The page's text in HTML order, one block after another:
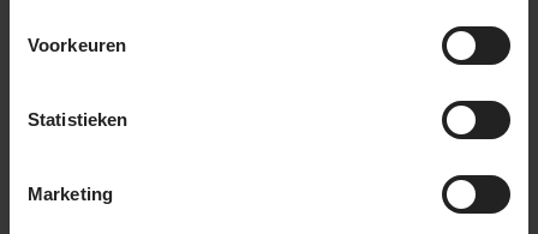
Voorkeuren
Statistieken
Marketing
Snel en vakkundig
Service:APK